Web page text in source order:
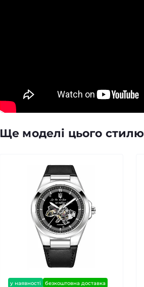
Ще моделі цього стилю
у наявності безкоштовна доставка